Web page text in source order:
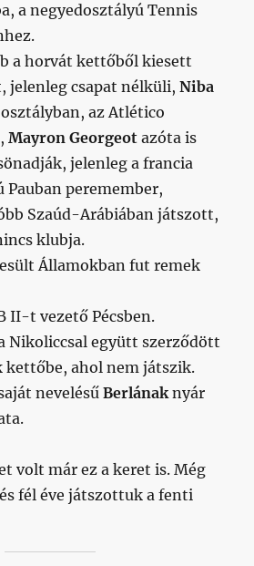
a negyedosztályú Tennis
a horvát kettőből kiesett
jelenleg csapat nélküli,Niba
az Atlético
Mayron Georgeot azóta is
jelenleg a francia
Pauban peremember,
Szaúd-Arábiában játszott,
klubja.
Államokban fut remek
II-t vezető Pécsben.
Nikoliccsal együtt szerződött
kettőbe, ahol nem játszik.
nevelésűBerlánaknyár
volt már ez a keret is. Még
fél éve játszottuk a fenti